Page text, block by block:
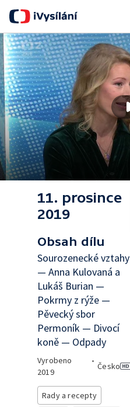
11. prosince
2019
Obsah dílu
Sourozenecké vztahy
— Anna Kulovaná a
Lukáš Burian —
Pokrmy z rýže —
Pěvecký sbor
Permoník — Divocí
koně — Odpady
Vyrobeno
2019
•
Česko
Rady a recepty